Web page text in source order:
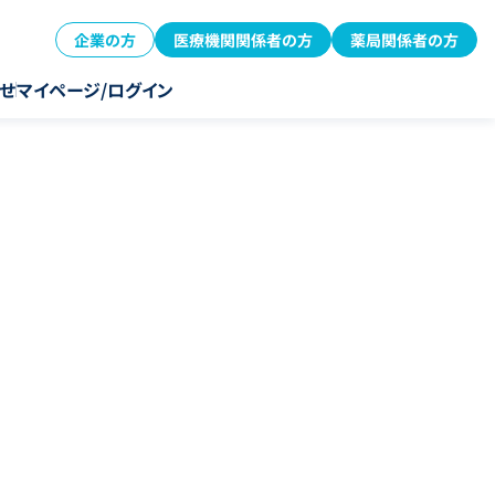
企業の方 医療機関関係者の方 薬局関係者の方
マイページ/ログイン